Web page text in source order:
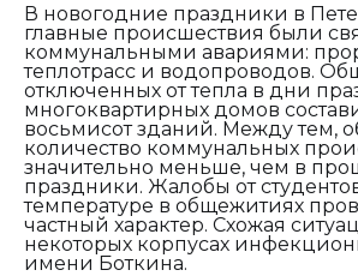
В новогодние праздники в
главные происшествия были
коммунальными авариями:
теплотрасс и водопроводов.
отключенных от тепла в дни
многоквартирных домов
восьмисот зданий. Между тем,
количество коммунальных
значительно меньше, чем в
праздники. Жалобы от
температуре в общежитиях
частный характер. Схожая
некоторых корпусах
имени Боткина.